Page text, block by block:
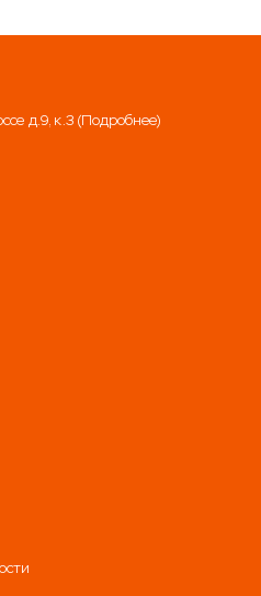
д.9, к.3 (Подробнее)